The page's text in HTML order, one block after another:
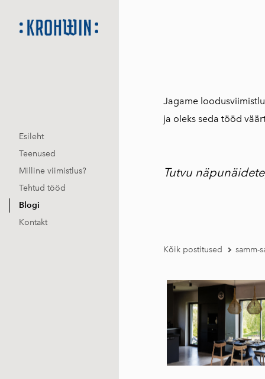
Esileht
Teenused
Milline viimistlus?
Tehtud tööd
Blogi
Kontakt
Jagame
ja oleks seda tööd
Tutvu
Kõik postitused samm-